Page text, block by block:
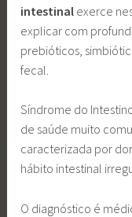
intestinal exerce
explicar com
prebióticos,
fecal.
Síndrome do
de saúde muito
caracterizada por
hábito intestinal
O diagnóstico é